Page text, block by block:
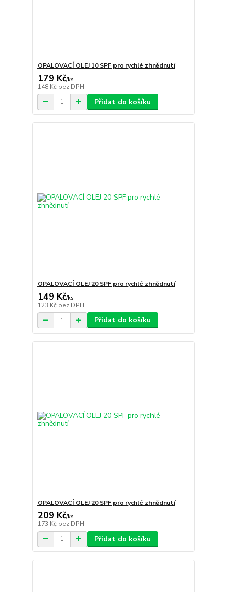
OPALOVACÍ OLEJ 10 SPF pro rychlé zhnědnutí
179 Kč/ks
148 Kč bez DPH
Přidat do košíku
OPALOVACÍ OLEJ 20 SPF pro rychlé zhnědnutí
149 Kč/ks
123 Kč bez DPH
Přidat do košíku
OPALOVACÍ OLEJ 20 SPF pro rychlé zhnědnutí
209 Kč/ks
173 Kč bez DPH
Přidat do košíku